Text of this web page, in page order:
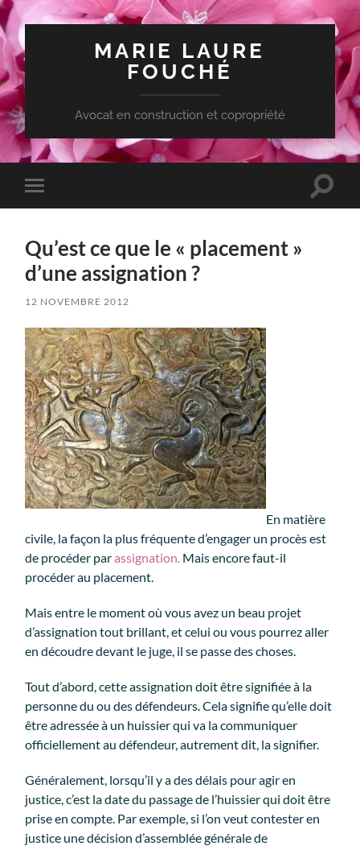
MARIE LAURE
FOUCHÉ
Avocat en construction et copropriété
Toggle
mobile
Toggle
Qu’est ce que le « placement »
d’une assignation ?
12 NOVEMBRE 2012
En matière
civile, la façon la plus fréquente d’engager un procès est
de procéder parassignation. Mais encore faut-il
procéder au placement.
Mais entre le moment où vous avez un beau projet
d’assignation tout brillant, et celui ou vous pourrez aller
en découdre devant le juge, il se passe des choses.
Tout d’abord, cette assignation doit être signifiée à la
personne du ou des défendeurs. Cela signifie qu’elle doit
être adressée à un huissier qui va la communiquer
officiellement au défendeur, autrement dit, la signifier.
Généralement, lorsqu’il y a des délais pour agir en
justice, c’est la date du passage de l’huissier qui doit être
prise en compte. Par exemple, si l’on veut contester en
justice une décision d’assemblée générale de